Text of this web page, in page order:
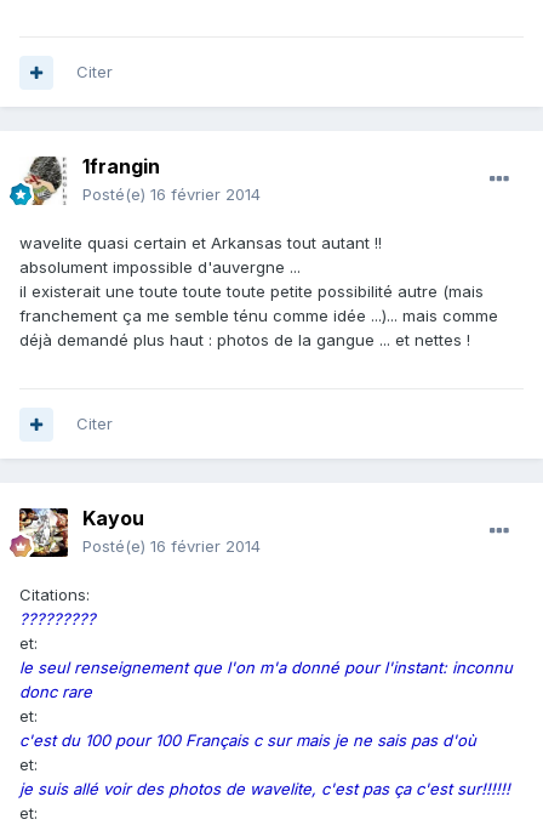
Citer
1frangin
Posté(e) 16 février 2014
wavelite quasi certain et Arkansas tout autant !!
absolument impossible d'auvergne ...
il existerait une toute toute toute petite possibilité autre (mais
franchement ça me semble ténu comme idée ...)... mais comme
déjà demandé plus haut : photos de la gangue ... et nettes !
Citer
Kayou
Posté(e) 16 février 2014
Citations:
?????????
et:
le seul renseignement que l'on m'a donné pour l'instant: inconnu
donc rare
et:
c'est du 100 pour 100 Français c sur mais je ne sais pas d'où
et:
je suis allé voir des photos de wavelite, c'est pas ça c'est sur!!!!!!
et: